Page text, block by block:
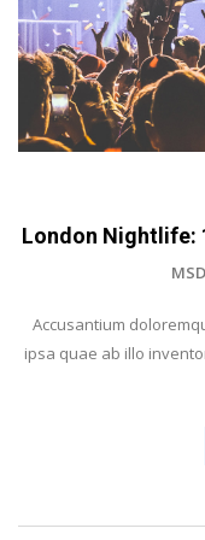
London Nightlife:
Accusantium
ipsa quae ab illo